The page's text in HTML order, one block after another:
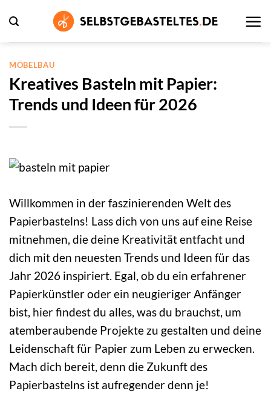
Inhalt
springen
MÖBELBAU
Kreatives Basteln mit Papier:
Trends und Ideen für 2026
Willkommen in der faszinierenden Welt des
Papierbastelns! Lass dich von uns auf eine Reise
mitnehmen, die deine Kreativität entfacht und
dich mit den neuesten Trends und Ideen für das
Jahr 2026 inspiriert. Egal, ob du ein erfahrener
Papierkünstler oder ein neugieriger Anfänger
bist, hier findest du alles, was du brauchst, um
atemberaubende Projekte zu gestalten und deine
Leidenschaft für Papier zum Leben zu erwecken.
Mach dich bereit, denn die Zukunft des
Papierbastelns ist aufregender denn je!